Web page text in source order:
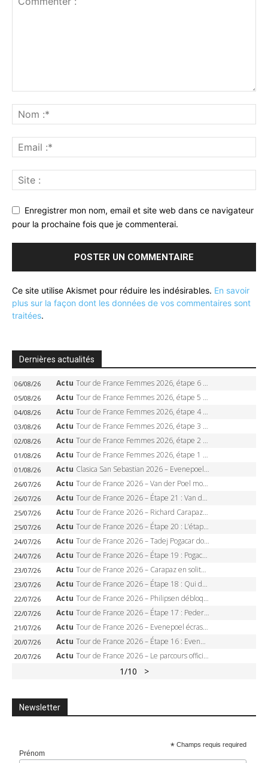
Enregistrer mon nom, email et site web dans ce navigateur
pour la prochaine fois que je commenterai.
Ce site utilise Akismet pour réduire les indésirables. En savoir
plus sur la façon dont les données de vos commentaires sont
traitées.
Dernières actualités
06/08/26 Actu Tour de France Femmes 2026, étape 6 – Kim Le Court-Pienaar gagne à Tournon, Reusser en jaune
05/08/26 Actu Tour de France Femmes 2026, étape 5 – Demi Vollering gagne à Belleville, Reusser en jaune, Ferrand-Prévot coule
04/08/26 Actu Tour de France Femmes 2026, étape 4 – Marlen Reusser écrase le chrono, Ferrand-Prévot en crise
03/08/26 Actu Tour de France Femmes 2026, étape 3 – Sigrid Haugset en solitaire, 88 km d’échappée, maillot jaune
02/08/26 Actu Tour de France Femmes 2026, étape 2 – Lorena Wiebes doublé à Genève, Markus héroïque, 7e record
01/08/26 Actu Tour de France Femmes 2026, étape 1 – Lorena Wiebes intouchable à Lausanne, premier maillot jaune
01/08/26 Actu Clasica San Sebastian 2026 – Evenepoel recordman, 4e victoire, Carapaz battu au sprint
26/07/26 Actu Tour de France 2026 – Van der Poel monumental à Paris, Pogacar égale le record des cinq sacres
26/07/26 Actu Tour de France 2026 – Étape 21 : Van der Poel, Pogacar, qui succédera à Wout van Aert sur les Champs-Elysées ?
25/07/26 Actu Tour de France 2026 – Richard Carapaz roi des Alpes, doublé et maillot à pois, Seixas perd le podium
25/07/26 Actu Tour de France 2026 – Étape 20 : L’étape reine, Galibier, Sarenne, Alpe d’Huez, qui succédera à Pogacar ?
24/07/26 Actu Tour de France 2026 – Tadej Pogacar dompte l’Alpe d’Huez, 5e victoire, record de Pantani pulvérisé
24/07/26 Actu Tour de France 2026 – Étape 19 : Pogacar peut-il enfin dompter l’Alpe d’Huez ?
23/07/26 Actu Tour de France 2026 – Carapaz en solitaire à Orcières-Merlette, Paret-Peintre à un point du maillot à pois
23/07/26 Actu Tour de France 2026 – Étape 18 : Qui domptera Orcières-Merlette, première marche vers l’Alpe d’Huez ?
22/07/26 Actu Tour de France 2026 – Philipsen débloque son compteur à Voiron, Pedersen en danger pour le maillot vert
22/07/26 Actu Tour de France 2026 – Étape 17 : Pedersen peut-il verrouiller le maillot vert à Voiron ?
21/07/26 Actu Tour de France 2026 – Evenepoel écrase le chrono d’Évian, Seixas 4e, Lipowitz abandonne
20/07/26 Actu Tour de France 2026 – Étape 16 : Evenepoel, Pogacar, Ganna… qui domptera le chrono d’Évian pour redessiner le podium ?
20/07/26 Actu Tour de France 2026 – Le parcours officiel complet : 21 étapes, profils, carte et dates
1/10 >
Newsletter
* Champs requis required
Prénom